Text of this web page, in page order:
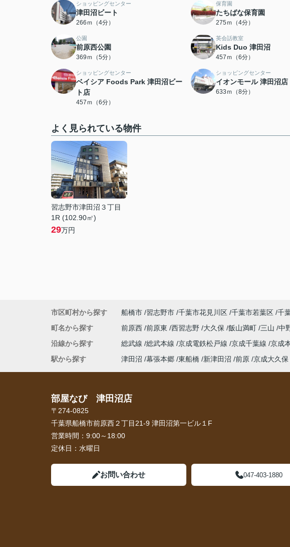
ショッピングセンター
津田沼ビート
266ｍ（4分）
保育園
たちばな保育園
275ｍ（4分）
公園
前原西公園
369ｍ（5分）
英会話教室
Kids Duo 津田沼
457ｍ（6分）
ショッピングセンター
ベイシア Foods Park 津田沼ビー
ト店
457ｍ（6分）
ショッピングセンター
イオンモール 津田沼店
633ｍ（8分）
よく見られている物件
習志野市津田沼３丁目
1R (102.90㎡)
29万円
市区町村から探す 船橋市 習志野市 千葉市花見川区 千葉市若葉区 千
町名から探す
前原西 前原東 西習志野 大久保 飯山満町 三山 中
沿線から探す
総武線 総武本線 京成電鉄松戸線 京成千葉線 京成
駅から探す
津田沼 幕張本郷 東船橋 新津田沼 前原 京成大久保
部屋なび 津田沼店
〒274-0825
千葉県船橋市前原西２丁目21-9 津田沼第一ビル１F
営業時間： 9:00～18:00
定休日： 水曜日
お問い合わせ 047-403-1880